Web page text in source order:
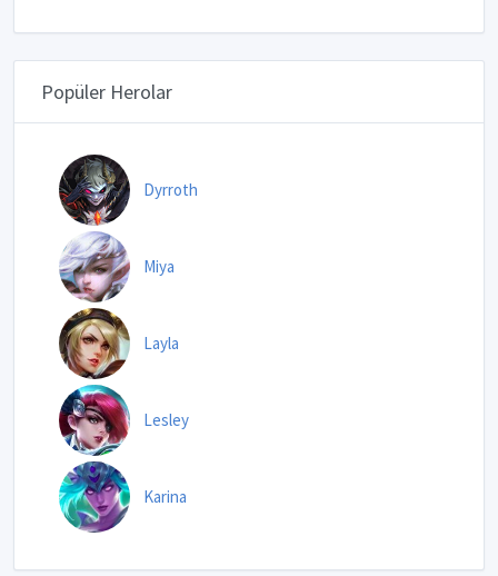
Popüler Herolar
Dyrroth
Miya
Layla
Lesley
Karina